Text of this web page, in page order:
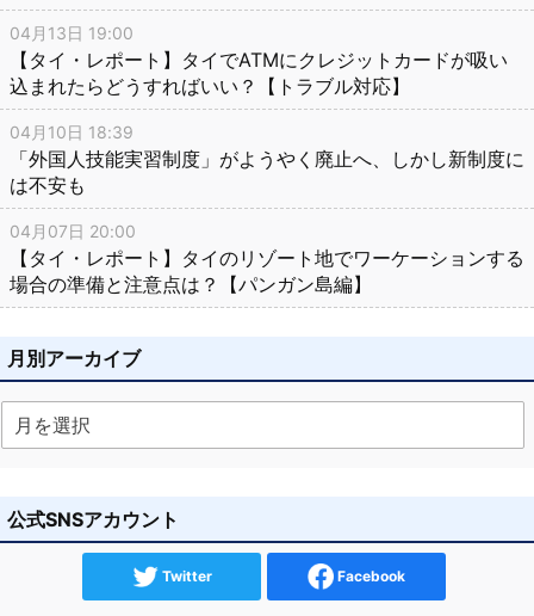
04月13日 19:00
【タイ・レポート】タイでATMにクレジットカードが吸い
込まれたらどうすればいい？【トラブル対応】
04月10日 18:39
「外国人技能実習制度」がようやく廃止へ、しかし新制度に
は不安も
04月07日 20:00
【タイ・レポート】タイのリゾート地でワーケーションする
場合の準備と注意点は？【パンガン島編】
月別アーカイブ
公式SNSアカウント
Twitter Facebook